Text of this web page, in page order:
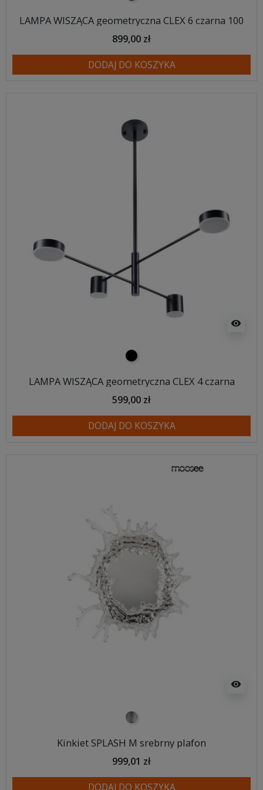
LAMPA WISZĄCA geometryczna CLEX 6 czarna 100
899,00 zł
DODAJ DO KOSZYKA
visibility
czarny
LAMPA WISZĄCA geometryczna CLEX 4 czarna
599,00 zł
DODAJ DO KOSZYKA
visibility
srebrny
Kinkiet SPLASH M srebrny plafon
999,01 zł
DODAJ DO KOSZYKA